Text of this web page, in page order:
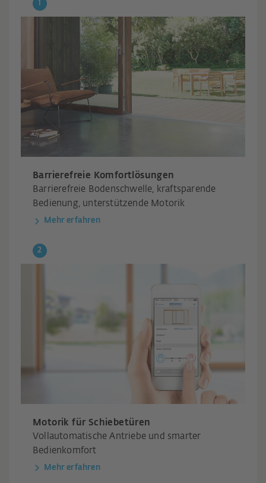
Barrierefreie Komfortlösungen
Barrierefreie Bodenschwelle, kraftsparende
Bedienung, unterstützende Motorik
Mehr erfahren
Motorik für Schiebetüren
Vollautomatische Antriebe und smarter
Bedienkomfort
Mehr erfahren